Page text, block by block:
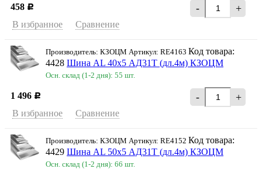
458 Р - +
В избранное Сравнение
Производитель: КЗОЦМ Артикул: RE4163 Код товара:
4428 Шина AL 40х5 АД31Т (дл.4м) КЗОЦМ
Осн. склад (1-2 дня): 55 шт.
1 496 Р - +
В избранное Сравнение
Производитель: КЗОЦМ Артикул: RE4152 Код товара:
4429 Шина AL 50х5 АД31Т (дл.4м) КЗОЦМ
Осн. склад (1-2 дня): 66 шт.